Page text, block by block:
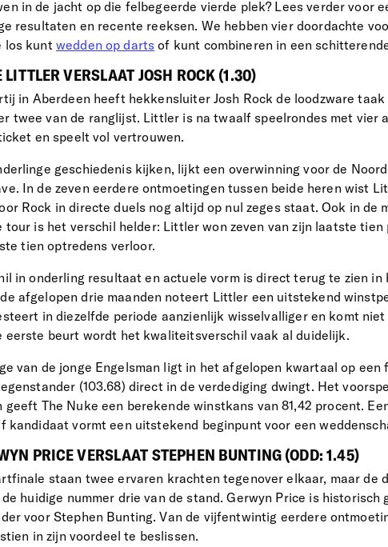
in de jacht op die felbegeerde vierde plek? Lees verder voor
resultaten en recente reeksen. We hebben vier doordachte
los kunt wedden op darts of kunt combineren in een
LITTLER VERSLAAT JOSH ROCK (1.30)
in Aberdeen heeft hekkensluiter Josh Rock de loodzware
twee van de ranglijst. Littler is na twaalf speelrondes met vier
en speelt vol vertrouwen.
geschiedenis kijken, lijkt een overwinning voor de
In de zeven eerdere ontmoetingen tussen beide heren wist
Rock in directe duels nog altijd op nul zeges staat. Ook in de
tour is het verschil helder: Littler won zeven van zijn laatste
tien optredens verloor.
in onderling resultaat en actuele vorm is direct terug te zien in
afgelopen drie maanden noteert Littler een uitstekend
in diezelfde periode aanzienlijk wisselvalliger en komt
eerste beurt wordt het kwaliteitsverschil vaak al duidelijk.
van de jonge Engelsman ligt in het afgelopen kwartaal op een
(103.68) direct in de verdediging dwingt. Het
geeft The Nuke een berekende winstkans van 81,42 procent.
kandidaat vormt een uitstekend beginpunt voor een
PRICE VERSLAAT STEPHEN BUNTING (ODD: 1.45)
staan twee ervaren krachten tegenover elkaar, maar de
huidige nummer drie van de stand. Gerwyn Price is historisch
voor Stephen Bunting. Van de vijfentwintig eerdere
in zijn voordeel te beslissen.